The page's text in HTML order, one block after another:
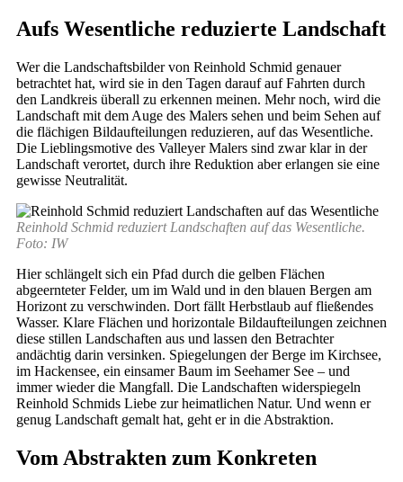
Aufs Wesentliche reduzierte Landschaft
Wer die Landschaftsbilder von Reinhold Schmid genauer
betrachtet hat, wird sie in den Tagen darauf auf Fahrten durch
den Landkreis überall zu erkennen meinen. Mehr noch, wird die
Landschaft mit dem Auge des Malers sehen und beim Sehen auf
die flächigen Bildaufteilungen reduzieren, auf das Wesentliche.
Die Lieblingsmotive des Valleyer Malers sind zwar klar in der
Landschaft verortet, durch ihre Reduktion aber erlangen sie eine
gewisse Neutralität.
Reinhold Schmid reduziert Landschaften auf das Wesentliche.
Foto: IW
Hier schlängelt sich ein Pfad durch die gelben Flächen
abgeernteter Felder, um im Wald und in den blauen Bergen am
Horizont zu verschwinden. Dort fällt Herbstlaub auf fließendes
Wasser. Klare Flächen und horizontale Bildaufteilungen zeichnen
diese stillen Landschaften aus und lassen den Betrachter
andächtig darin versinken. Spiegelungen der Berge im Kirchsee,
im Hackensee, ein einsamer Baum im Seehamer See – und
immer wieder die Mangfall. Die Landschaften widerspiegeln
Reinhold Schmids Liebe zur heimatlichen Natur. Und wenn er
genug Landschaft gemalt hat, geht er in die Abstraktion.
Vom Abstrakten zum Konkreten